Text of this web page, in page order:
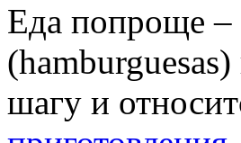
Еда попроще –
шагу и